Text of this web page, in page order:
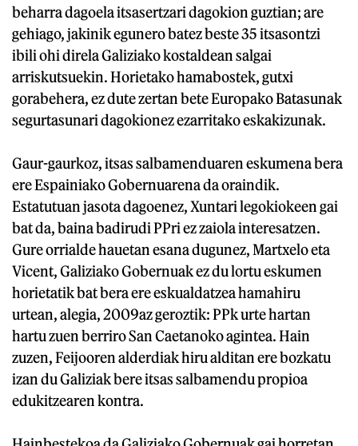
beharra dagoela itsasertzari dagokion guztian; are
gehiago, jakinik egunero batez beste 35 itsasontzi
ibili ohi direla Galiziako kostaldean salgai
arriskutsuekin. Horietako hamabostek, gutxi
gorabehera, ez dute zertan bete Europako Batasunak
segurtasunari dagokionez ezarritako eskakizunak.
Gaur-gaurkoz, itsas salbamenduaren eskumena bera
ere Espainiako Gobernuarena da oraindik.
Estatutuan jasota dagoenez, Xuntari legokiokeen gai
bat da, baina badirudi PPri ez zaiola interesatzen.
Gure orrialde hauetan esana dugunez, Martxelo eta
Vicent, Galiziako Gobernuak ez du lortu eskumen
horietatik bat bera ere eskualdatzea hamahiru
urtean, alegia, 2009az geroztik: PPk urte hartan
hartu zuen berriro San Caetanoko agintea. Hain
zuzen, Feijooren alderdiak hiru alditan ere bozkatu
izan du Galiziak bere itsas salbamendu propioa
edukitzearen kontra.